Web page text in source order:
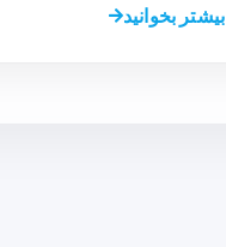
بیشتر بخوانید